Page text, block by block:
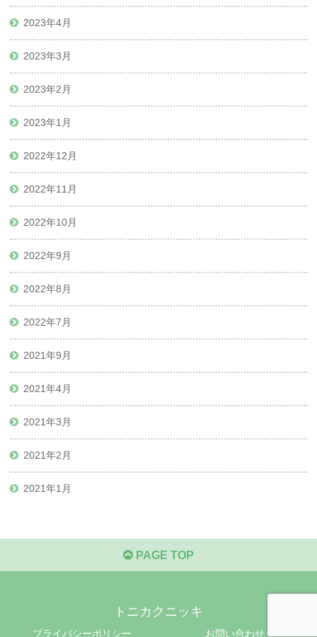
2023年4月
2023年3月
2023年2月
2023年1月
2022年12月
2022年11月
2022年10月
2022年9月
2022年8月
2022年7月
2021年9月
2021年4月
2021年3月
2021年2月
2021年1月
PAGE TOP
トニカクニッキ
プライバシーポリシー お問い合わせ